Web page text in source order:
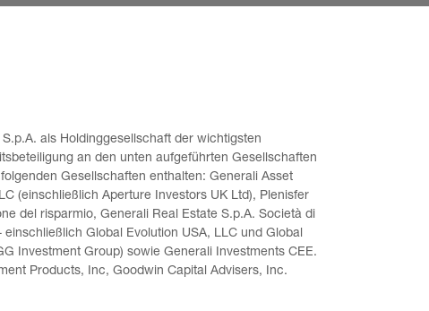
als Holdinggesellschaft der wichtigsten
an den unten aufgeführten Gesellschaften
Gesellschaften enthalten: Generali Asset
(einschließlich Aperture Investors UK Ltd), Plenisfer
del risparmio, Generali Real Estate S.p.A. Società di
Global Evolution USA, LLC und Global
Investment Group) sowie Generali Investments CEE.
Products, Inc, Goodwin Capital Advisers, Inc.